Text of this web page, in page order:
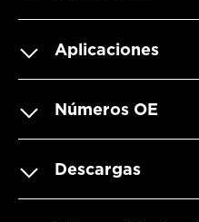
Aplicaciones
Números OE
Descargas